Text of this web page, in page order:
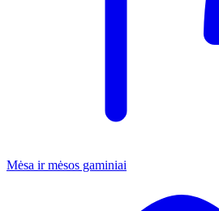
Mėsa ir mėsos gaminiai